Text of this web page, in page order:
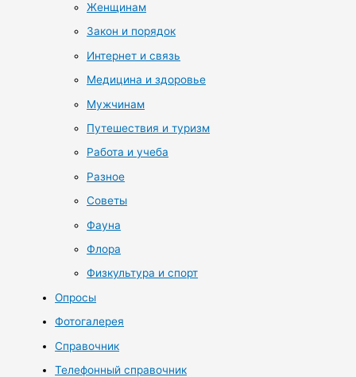
Женщинам
Закон и порядок
Интернет и связь
Медицина и здоровье
Мужчинам
Путешествия и туризм
Работа и учеба
Разное
Советы
Фауна
Флора
Физкультура и спорт
Опросы
Фотогалерея
Справочник
Телефонный справочник